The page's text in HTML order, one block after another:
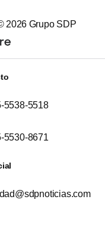
2026 Grupo SDP
5538-5518
5530-8671